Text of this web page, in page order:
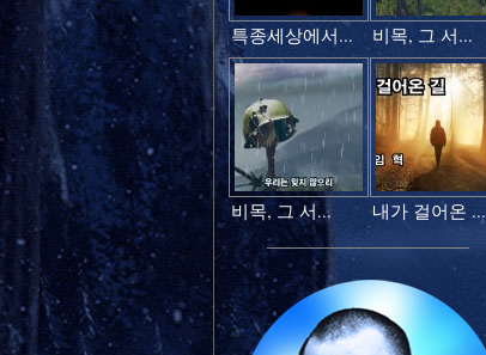
특종세상에서... 비목, 그 서...
비목, 그 서... 내가 걸어온 ...